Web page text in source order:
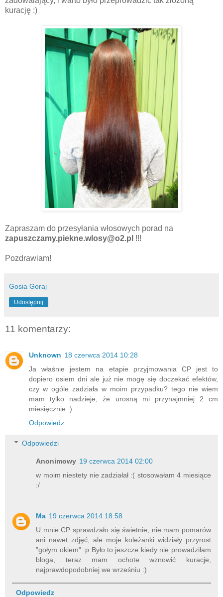
kurację :)
Zapraszam do przesyłania włosowych porad na
zapuszczamy.piekne.wlosy@o2.pl !!!
Pozdrawiam!
Gosia Goraj
Udostępnij
11 komentarzy:
Unknown 18 czerwca 2014 10:28
Ja właśnie jestem na etapie przyjmowania CP jest to
dopiero osiem dni ale już nie mogę się doczekać efektów,
czy w ogóle zadziała w moim przypadku? tego nie wiem
mam tylko nadzieje, że urosną mi przynajmniej 2 cm
miesięcznie :)
Odpowiedz
Odpowiedzi
Anonimowy 19 czerwca 2014 02:00
w moim niestety nie zadziałał :( stosowałam 4 miesiące
:/
Ma 19 czerwca 2014 18:58
U mnie CP sprawdzało się świetnie, nie mam pomarów
ani nawet zdjęć, ale moje koleżanki widziały przyrost
"gołym okiem" :p Było to jeszcze kiedy nie prowadziłam
bloga, teraz mam ochote wznowić kuracje,
najprawdopodobniej we wrześniu :)
Odpowiedz